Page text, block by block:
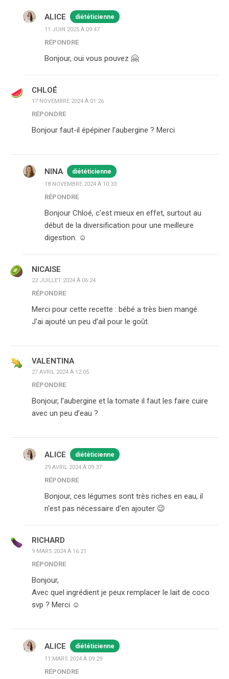
ALICE diététicienne
11 JUIN 2025 À 09:47
RÉPONDRE
Bonjour, oui vous pouvez 🤗
CHLOÉ
17 NOVEMBRE 2024 À 01:26
RÉPONDRE
Bonjour faut-il épépiner l’aubergine ? Merci
NINA diététicienne
18 NOVEMBRE 2024 À 10:33
RÉPONDRE
Bonjour Chloé, c'est mieux en effet, surtout au
début de la diversification pour une meilleure
digestion. ☺️
NICAISE
22 JUILLET 2024 À 06:24
RÉPONDRE
Merci pour cette recette : bébé a très bien mangé.
J’ai ajouté un peu d’ail pour le goût.
VALENTINA
27 AVRIL 2024 À 12:05
RÉPONDRE
Bonjour, l’aubergine et la tomate il faut les faire cuire
avec un peu d’eau ?
ALICE diététicienne
29 AVRIL 2024 À 09:37
RÉPONDRE
Bonjour, ces légumes sont très riches en eau, il
n'est pas nécessaire d'en ajouter 😉
RICHARD
9 MARS 2024 À 16:21
RÉPONDRE
Bonjour,
Avec quel ingrédient je peux remplacer le lait de coco
svp ? Merci ☺️
ALICE diététicienne
11 MARS 2024 À 09:29
RÉPONDRE